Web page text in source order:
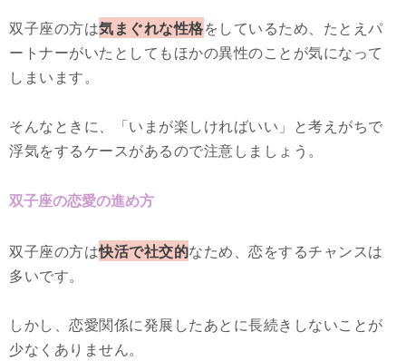
双子座の方は気まぐれな性格をしているため、たとえパ
ートナーがいたとしてもほかの異性のことが気になって
しまいます。
そんなときに、「いまが楽しければいい」と考えがちで
浮気をするケースがあるので注意しましょう。
双子座の恋愛の進め方
双子座の方は快活で社交的なため、恋をするチャンスは
多いです。
しかし、恋愛関係に発展したあとに長続きしないことが
少なくありません。